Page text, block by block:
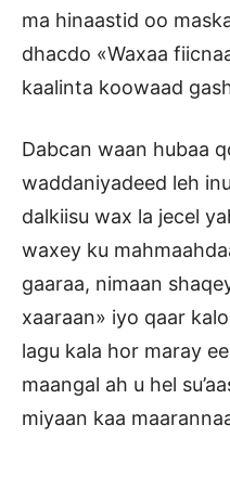
ma hinaastid oo
dhacdo «Waxaa
kaalinta koowaad
Dabcan waan hubaa
waddaniyadeed leh
dalkiisu wax la jecel
waxey ku
gaaraa, nimaan
xaaraan» iyo qaar
lagu kala hor maray
maangal ah u hel
miyaan kaa